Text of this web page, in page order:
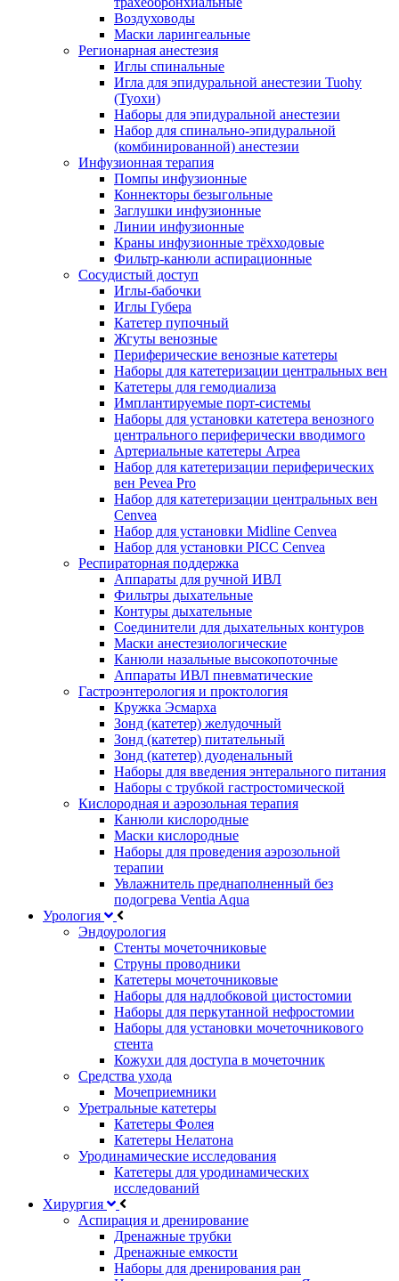
Воздуховоды
Маски ларингеальные
Регионарная анестезия
Иглы спинальные
Игла для эпидуральной анестезии Tuohy
(Туохи)
Наборы для эпидуральной анестезии
Набор для спинально-эпидуральной
(комбинированной) анестезии
Инфузионная терапия
Помпы инфузионные
Коннекторы безыгольные
Заглушки инфузионные
Линии инфузионные
Краны инфузионные трёхходовые
Фильтр-канюли аспирационные
Сосудистый доступ
Иглы-бабочки
Иглы Губера
Катетер пупочный
Жгуты венозные
Периферические венозные катетеры
Наборы для катетеризации центральных вен
Катетеры для гемодиализа
Имплантируемые порт‑системы
Наборы для установки катетера венозного
центрального периферически вводимого
Артериальные катетеры Arpea
Набор для катетеризации периферических
вен Pevea Pro
Набор для катетеризации центральных вен
Cenvea
Набор для установки Midline Cenvea
Набор для установки PICC Cenvea
Респираторная поддержка
Аппараты для ручной ИВЛ
Фильтры дыхательные
Контуры дыхательные
Соединители для дыхательных контуров
Маски анестезиологические
Канюли назальные высокопоточные
Аппараты ИВЛ пневматические
Гастроэнтерология и проктология
Кружка Эсмарха
Зонд (катетер) желудочный
Зонд (катетер) питательный
Зонд (катетер) дуоденальный
Наборы для введения энтерального питания
Наборы с трубкой гастростомической
Кислородная и аэрозольная терапия
Канюли кислородные
Маски кислородные
Наборы для проведения аэрозольной
терапии
Увлажнитель преднаполненный без
подогрева Ventia Aqua
Урология
Эндоурология
Стенты мочеточниковые
Струны проводники
Катетеры мочеточниковые
Наборы для надлобковой цистостомии
Наборы для перкутанной нефростомии
Наборы для установки мочеточникового
стента
Кожухи для доступа в мочеточник
Средства ухода
Мочеприемники
Уретральные катетеры
Катетеры Фолея
Катетеры Нелатона
Уродинамические исследования
Катетеры для уродинамических
исследований
Хирургия
Аспирация и дренирование
Дренажные трубки
Дренажные емкости
Наборы для дренирования ран